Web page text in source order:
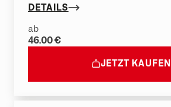
DETAILS
ab
46.00 €
JETZT KAUFEN